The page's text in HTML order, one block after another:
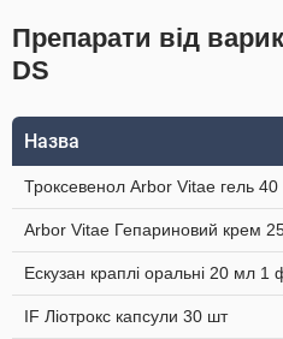
Препарати від
DS
Назва
Троксевенол Arbor Vitae гель 40
Arbor Vitae Гепариновий крем
Ескузан краплі оральні 20 мл 1
IF Ліотрокс капсули 30 шт